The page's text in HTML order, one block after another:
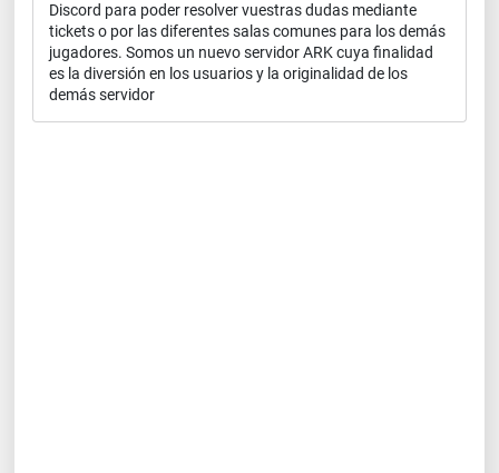
Discord para poder resolver vuestras dudas mediante
tickets o por las diferentes salas comunes para los demás
jugadores. Somos un nuevo servidor ARK cuya finalidad
es la diversión en los usuarios y la originalidad de los
demás servidor